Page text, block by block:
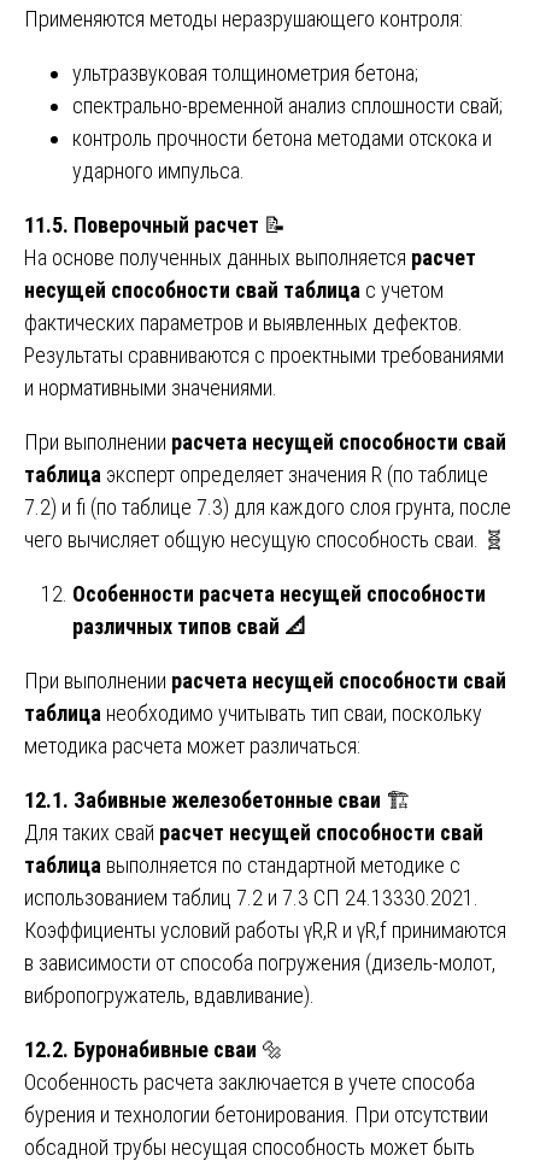
Применяются методы неразрушающего контроля:
ультразвуковая толщинометрия бетона;
спектрально-временной анализ сплошности свай;
контроль прочности бетона методами отскока и
ударного импульса.
11.5. Поверочный расчет 📝
На основе полученных данных выполняется расчет
несущей способности свай таблица с учетом
фактических параметров и выявленных дефектов.
Результаты сравниваются с проектными требованиями
и нормативными значениями.
При выполнении расчета несущей способности свай
таблица эксперт определяет значения R (по таблице
7.2) и fi (по таблице 7.3) для каждого слоя грунта, после
чего вычисляет общую несущую способность сваи. 🧬
Особенности расчета несущей способности
различных типов свай 📐
При выполнении расчета несущей способности свай
таблица необходимо учитывать тип сваи, поскольку
методика расчета может различаться:
12.1. Забивные железобетонные сваи 🏗️
Для таких свай расчет несущей способности свай
таблица выполняется по стандартной методике с
использованием таблиц 7.2 и 7.3 СП 24.13330.2021.
Коэффициенты условий работы γR,R и γR,f принимаются
в зависимости от способа погружения (дизель-молот,
вибропогружатель, вдавливание).
12.2. Буронабивные сваи 🔩
Особенность расчета заключается в учете способа
бурения и технологии бетонирования. При отсутствии
обсадной трубы несущая способность может быть